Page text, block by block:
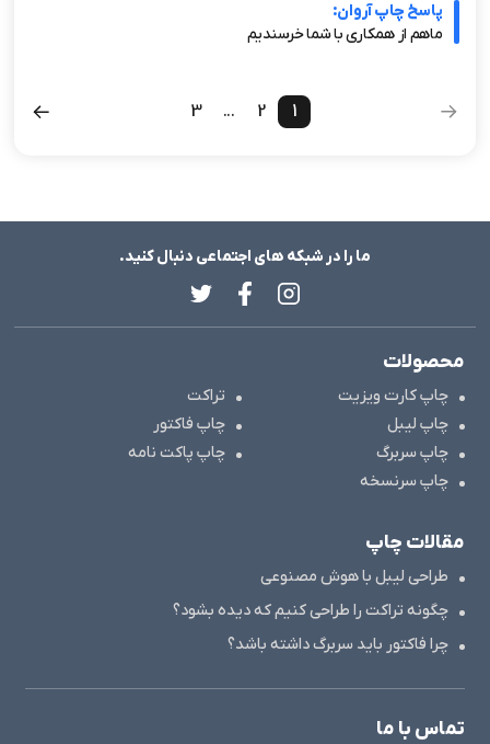
پاسخ چاپ آروان:
ماهم از همکاری با شما خرسندیم
1
2
...
3
ما را در شبکه های اجتماعی دنبال کنید.
محصولات
چاپ کارت ویزیت
تراکت
چاپ لیبل
چاپ فاکتور
چاپ سربرگ
چاپ پاکت نامه
چاپ سرنسخه
مقالات چاپ
طراحی لیبل با هوش مصنوعی
چگونه تراکت را طراحی کنیم که دیده بشود؟
چرا فاکتور باید سربرگ داشته باشد؟
تماس با ما